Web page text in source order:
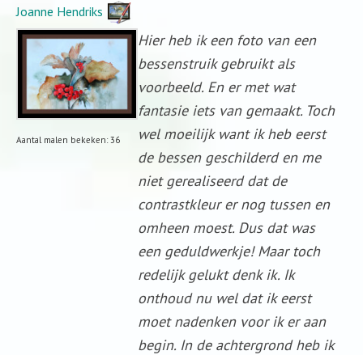
Joanne Hendriks
Aantal malen bekeken: 36
Hier heb ik een foto van een
bessenstruik gebruikt als
voorbeeld. En er met wat
fantasie iets van gemaakt. Toch
wel moeilijk want ik heb eerst
de bessen geschilderd en me
niet gerealiseerd dat de
contrastkleur er nog tussen en
omheen moest. Dus dat was
een geduldwerkje! Maar toch
redelijk gelukt denk ik. Ik
onthoud nu wel dat ik eerst
moet nadenken voor ik er aan
begin. In de achtergrond heb ik